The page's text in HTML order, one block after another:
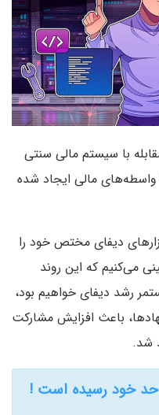
با سیستم مالی سنتی
واسطه‌های مالی ایجاد شده
دیفای مختص خود را
می‌کنیم که این روند
رشد دیفای خواهیم بود،
باعث افزایش مشارکت
شد.
حد خود رسیده است !